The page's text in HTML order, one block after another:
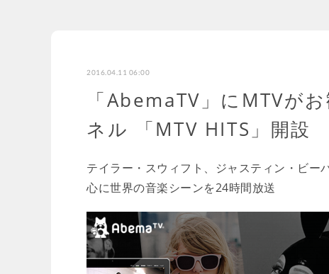
2016.04.11 06:00
「AbemaTV」にMTVが
ネル 「MTV HITS」開設
テイラー・スウィフト、ジャスティン・ビー
心に世界の音楽シーンを24時間放送